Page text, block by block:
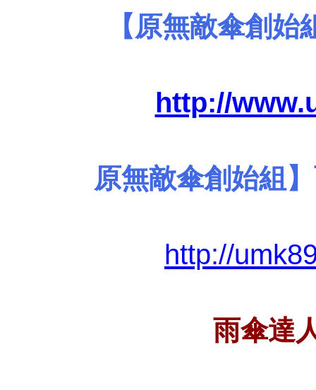
【原無敵傘創
http://
原無敵傘創始組
http://
雨傘達